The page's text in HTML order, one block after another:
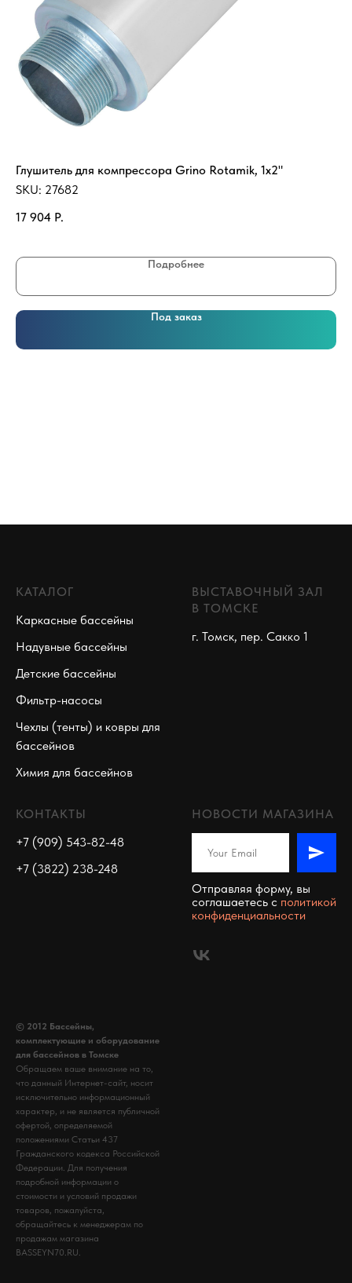
Глушитель для компрессора Grino Rotamik, 1x2"
SKU: 27682
17 904 Р.
Подробнее
Под заказ
КАТАЛОГ
Каркасные бассейны
Надувные бассейны
Детские бассейны
Фильтр-насосы
Чехлы (тенты) и ковры для
бассейнов
Химия для бассейнов
ВЫСТАВОЧНЫЙ ЗАЛ
В ТОМСКЕ
г. Томск, пер. Сакко 1
КОНТАКТЫ
+7 (909) 543-82-48
+7 (3822) 238-248
НОВОСТИ МАГАЗИНА
Отправляя форму, вы
соглашаетесь c политикой
конфиденциальности
© 2012 Бассейны,
комплектующие и оборудование
для бассейнов в Томске
Обращаем ваше внимание на то,
что данный Интернет-сайт, носит
исключительно информационный
характер, и не является публичной
офертой, определяемой
положениями Статьи 437
Гражданского кодекса Российской
Федерации. Для получения
подробной информации о
стоимости и условий продажи
товаров, пожалуйста,
обращайтесь к менеджерам по
продажам магазина
BASSEYN70.RU.